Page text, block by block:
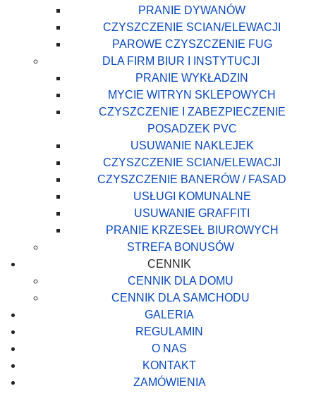
PRANIE DYWANÓW
CZYSZCZENIE SCIAN/ELEWACJI
PAROWE CZYSZCZENIE FUG
DLA FIRM BIUR I INSTYTUCJI
PRANIE WYKŁADZIN
MYCIE WITRYN SKLEPOWYCH
CZYSZCZENIE I ZABEZPIECZENIE
POSADZEK PVC
USUWANIE NAKLEJEK
CZYSZCZENIE SCIAN/ELEWACJI
CZYSZCZENIE BANERÓW / FASAD
USŁUGI KOMUNALNE
USUWANIE GRAFFITI
PRANIE KRZESEŁ BIUROWYCH
STREFA BONUSÓW
CENNIK
CENNIK DLA DOMU
CENNIK DLA SAMCHODU
GALERIA
REGULAMIN
O NAS
KONTAKT
ZAMÓWIENIA